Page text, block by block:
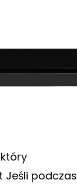
Jeśli podczas